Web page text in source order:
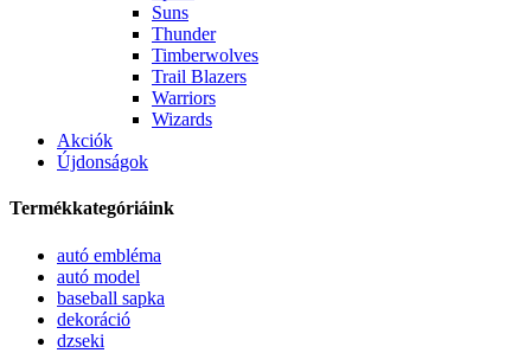
Suns
Thunder
Timberwolves
Trail Blazers
Warriors
Wizards
Akciók
Újdonságok
Termékkategóriáink
autó embléma
autó model
baseball sapka
dekoráció
dzseki